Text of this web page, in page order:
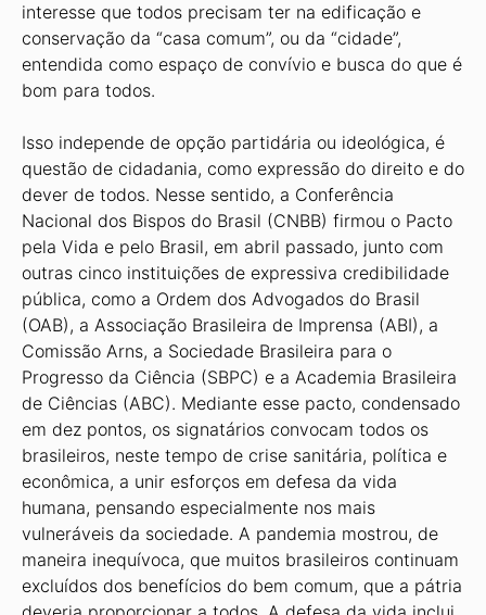
interesse que todos precisam ter na edificação e
conservação da “casa comum”, ou da “cidade”,
entendida como espaço de convívio e busca do que é
bom para todos.
Isso independe de opção partidária ou ideológica, é
questão de cidadania, como expressão do direito e do
dever de todos. Nesse sentido, a Conferência
Nacional dos Bispos do Brasil (CNBB) firmou o Pacto
pela Vida e pelo Brasil, em abril passado, junto com
outras cinco instituições de expressiva credibilidade
pública, como a Ordem dos Advogados do Brasil
(OAB), a Associação Brasileira de Imprensa (ABI), a
Comissão Arns, a Sociedade Brasileira para o
Progresso da Ciência (SBPC) e a Academia Brasileira
de Ciências (ABC). Mediante esse pacto, condensado
em dez pontos, os signatários convocam todos os
brasileiros, neste tempo de crise sanitária, política e
econômica, a unir esforços em defesa da vida
humana, pensando especialmente nos mais
vulneráveis da sociedade. A pandemia mostrou, de
maneira inequívoca, que muitos brasileiros continuam
excluídos dos benefícios do bem comum, que a pátria